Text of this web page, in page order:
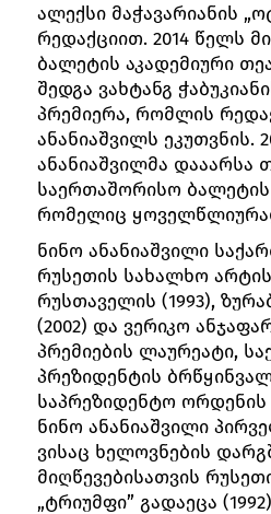
ალექსი მაჭავარიანის
რედაქციით. 2014 წელს
ბალეტის აკადემიური
შედგა ვახტანგ
პრემიერა, რომლის
ანანიაშვილს ეკუთვნის.
ანანიაშვილმა დააარსა
საერთაშორისო
რომელიც
ნინო ანანიაშვილი
რუსეთის სახალხო
რუსთაველის (1993),
(2002) და ვერიკო
პრემიების ლაურეატი,
პრეზიდენტის
საპრეზიდენტო ორდენის
ნინო ანანიაშვილი
ვისაც ხელოვნების
მიღწევებისათვის
„ტრიუმფი” გადაეცა